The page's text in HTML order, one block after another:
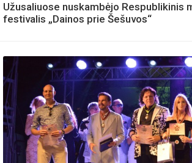
Užusaliuose nuskambėjo Respublikinis
festivalis „Dainos prie Šešuvos“